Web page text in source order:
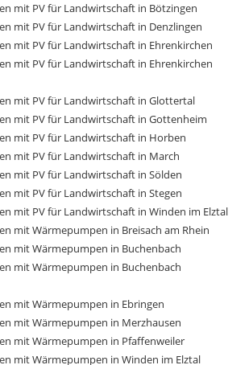
mit PV für Landwirtschaft in Bötzingen
mit PV für Landwirtschaft in Denzlingen
mit PV für Landwirtschaft in Ehrenkirchen
mit PV für Landwirtschaft in Ehrenkirchen
mit PV für Landwirtschaft in Glottertal
mit PV für Landwirtschaft in Gottenheim
mit PV für Landwirtschaft in Horben
mit PV für Landwirtschaft in March
mit PV für Landwirtschaft in Sölden
mit PV für Landwirtschaft in Stegen
mit PV für Landwirtschaft in Winden im Elztal
mit Wärmepumpen in Breisach am Rhein
mit Wärmepumpen in Buchenbach
mit Wärmepumpen in Buchenbach
mit Wärmepumpen in Ebringen
mit Wärmepumpen in Merzhausen
mit Wärmepumpen in Pfaffenweiler
mit Wärmepumpen in Winden im Elztal